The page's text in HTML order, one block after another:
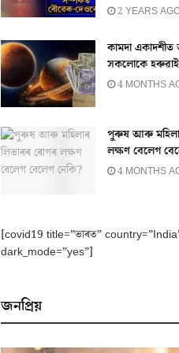
2 YEARS
কামদা
সকলোকে হৰুৱাই
4 MONTHS
পুৰুষ আৰু
লক্ষণ বেলেগ
4 MONTHS
[covid19 title=”ভাৰত”
dark_mode=”yes”]
জনপ্ৰিয়